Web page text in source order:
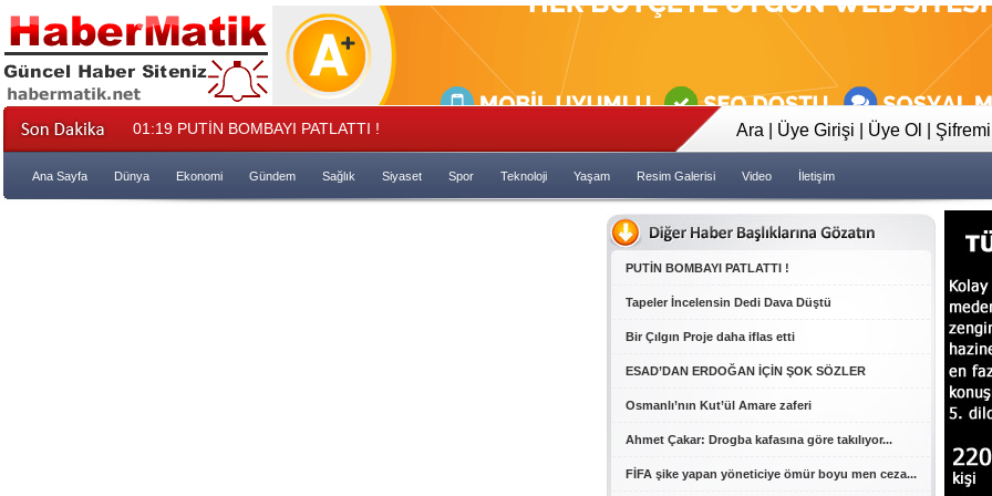
01:19 PUTİN BOMBAYI PATLATTI ! 23:35 Tapeler İncelensin Dedi Dava
Ara Üye Girişi Üye Ol
Ana Sayfa Dünya Ekonomi Gündem Sağlık Siyaset Spor Teknoloji Yaşam Resim Galerisi Video İletişim
PUTİN BOMBAYI PATLATTI !
Tapeler İncelensin Dedi Dava Düştü
Bir Çılgın Proje daha iflas etti
ESAD’DAN ERDOĞAN İÇİN ŞOK SÖZLER
Osmanlı’nın Kut’ül Amare zaferi
Ahmet Çakar: Drogba kafasına göre takılıyor...
FİFA şike yapan yöneticiye ömür boyu men ceza...